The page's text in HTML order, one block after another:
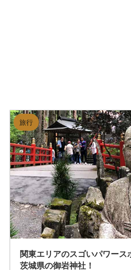
旅行
関東エリアのスゴいパワース
茨城県の御岩神社！